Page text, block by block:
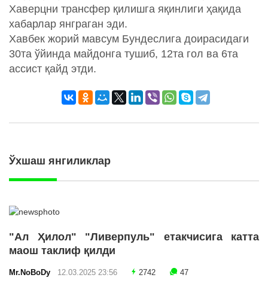
Хаверцни трансфер қилишга яқинлиги ҳақида
хабарлар янграган эди.
Хавбек жорий мавсум Бундеслига доирасидаги
30та ўйинда майдонга тушиб, 12та гол ва 6та
ассист қайд этди.
Ўхшаш янгиликлар
"Ал Ҳилол" "Ливерпуль" етакчисига катта
маош таклиф қилди
Mr.NoBoDy 12.03.2025 23:56 2742 47